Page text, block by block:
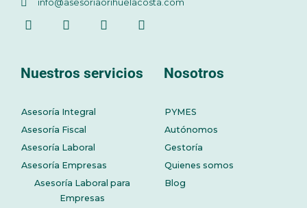
info@asesoriaorihuelacosta.com
Nuestros servicios
Asesoría Integral
Asesoría Fiscal
Asesoría Laboral
Asesoría Empresas
Asesoría Laboral para
Empresas
Nosotros
PYMES
Autónomos
Gestoría
Quienes somos
Blog